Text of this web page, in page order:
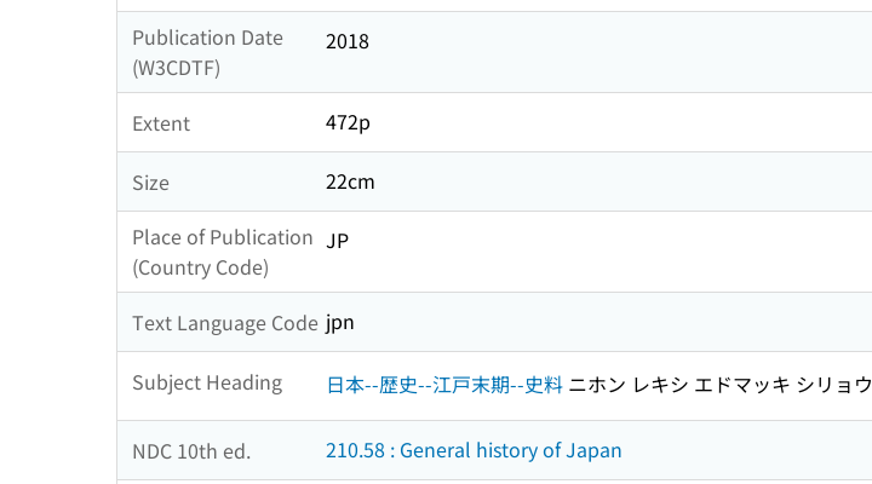
Publication Date
(W3CDTF)
2018
Extent 472p
Size
22cm
Place of Publication
(Country Code)
JP
Text Language Code jpn
Subject Heading 日本--歴史--江戸末期--史料 ニホン レキシ エドマッキ シリョウ
NDC 10th ed. 210.58 : General history of Japan